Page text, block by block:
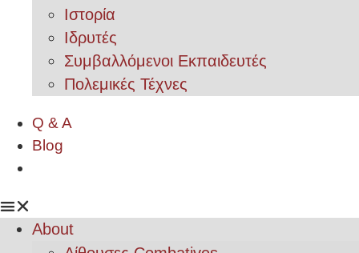
Ιστορία
Ιδρυτές
Συμβαλλόμενοι Εκπαιδευτές
Πολεμικές Τέχνες
Q & A
Blog
About